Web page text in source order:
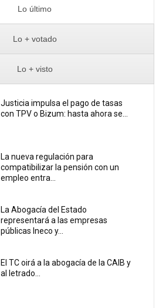
Lo último
Lo + votado
Lo + visto
Justicia impulsa el pago de tasas
con TPV o Bizum: hasta ahora se...
La nueva regulación para
compatibilizar la pensión con un
empleo entra...
La Abogacía del Estado
representará a las empresas
públicas Ineco y...
El TC oirá a la abogacía de la CAIB y
al letrado...